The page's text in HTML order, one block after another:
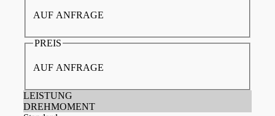
AUF ANFRAGE
PREIS
AUF ANFRAGE
LEISTUNG
DREHMOMENT